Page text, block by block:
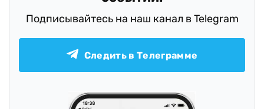
Подписывайтесь на наш канал в Telegram
Следить в Телеграмме